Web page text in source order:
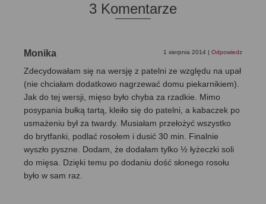
3 Komentarze
Monika 1 sierpnia 2014 Odpowiedz
Zdecydowałam się na wersję z patelni ze względu na upał
(nie chciałam dodatkowo nagrzewać domu piekarnikiem).
Jak do tej wersji, mięso było chyba za rzadkie. Mimo
posypania bułką tartą, kleiło się do patelni, a kabaczek po
usmażeniu był za twardy. Musiałam przełożyć wszystko
do brytfanki, podlać rosołem i dusić 30 min. Finalnie
wyszło pyszne. Dodam, że dodałam tylko ½ łyżeczki soli
do mięsa. Dzięki temu po dodaniu dość słonego rosołu
było w sam raz.